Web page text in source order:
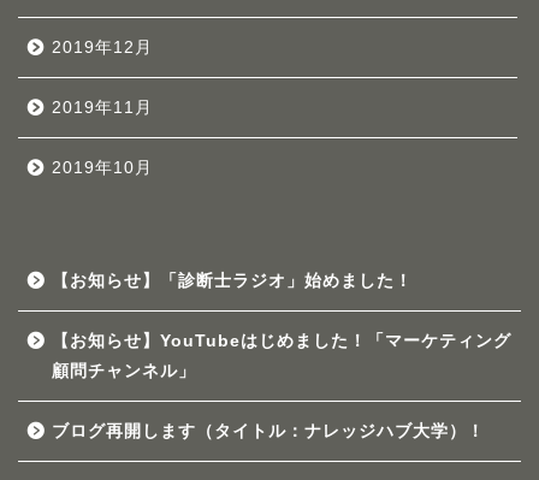
2019年12月
2019年11月
2019年10月
【お知らせ】「診断士ラジオ」始めました！
【お知らせ】YouTubeはじめました！「マーケティング
顧問チャンネル」
ブログ再開します（タイトル：ナレッジハブ大学）！